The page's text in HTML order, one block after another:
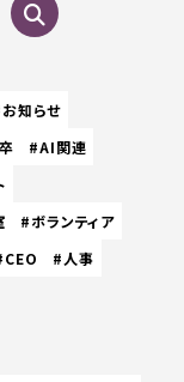
知らせ
#AI関連
#ボランティア
#人事